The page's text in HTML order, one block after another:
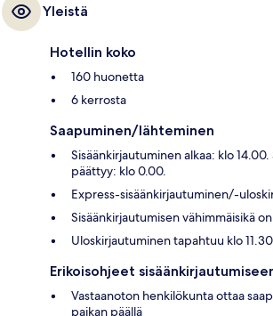
Yleistä
Hotellin koko
160 huonetta
6 kerrosta
Saapuminen/lähteminen
Sisäänkirjautuminen alkaa: klo
päättyy: klo 0.00.
Express-sisäänkirjautuminen/-
Sisäänkirjautumisen vähimmäisikä
Uloskirjautuminen tapahtuu klo 11.30
Erikoisohjeet
Vastaanoton henkilökunta ottaa
paikan päällä